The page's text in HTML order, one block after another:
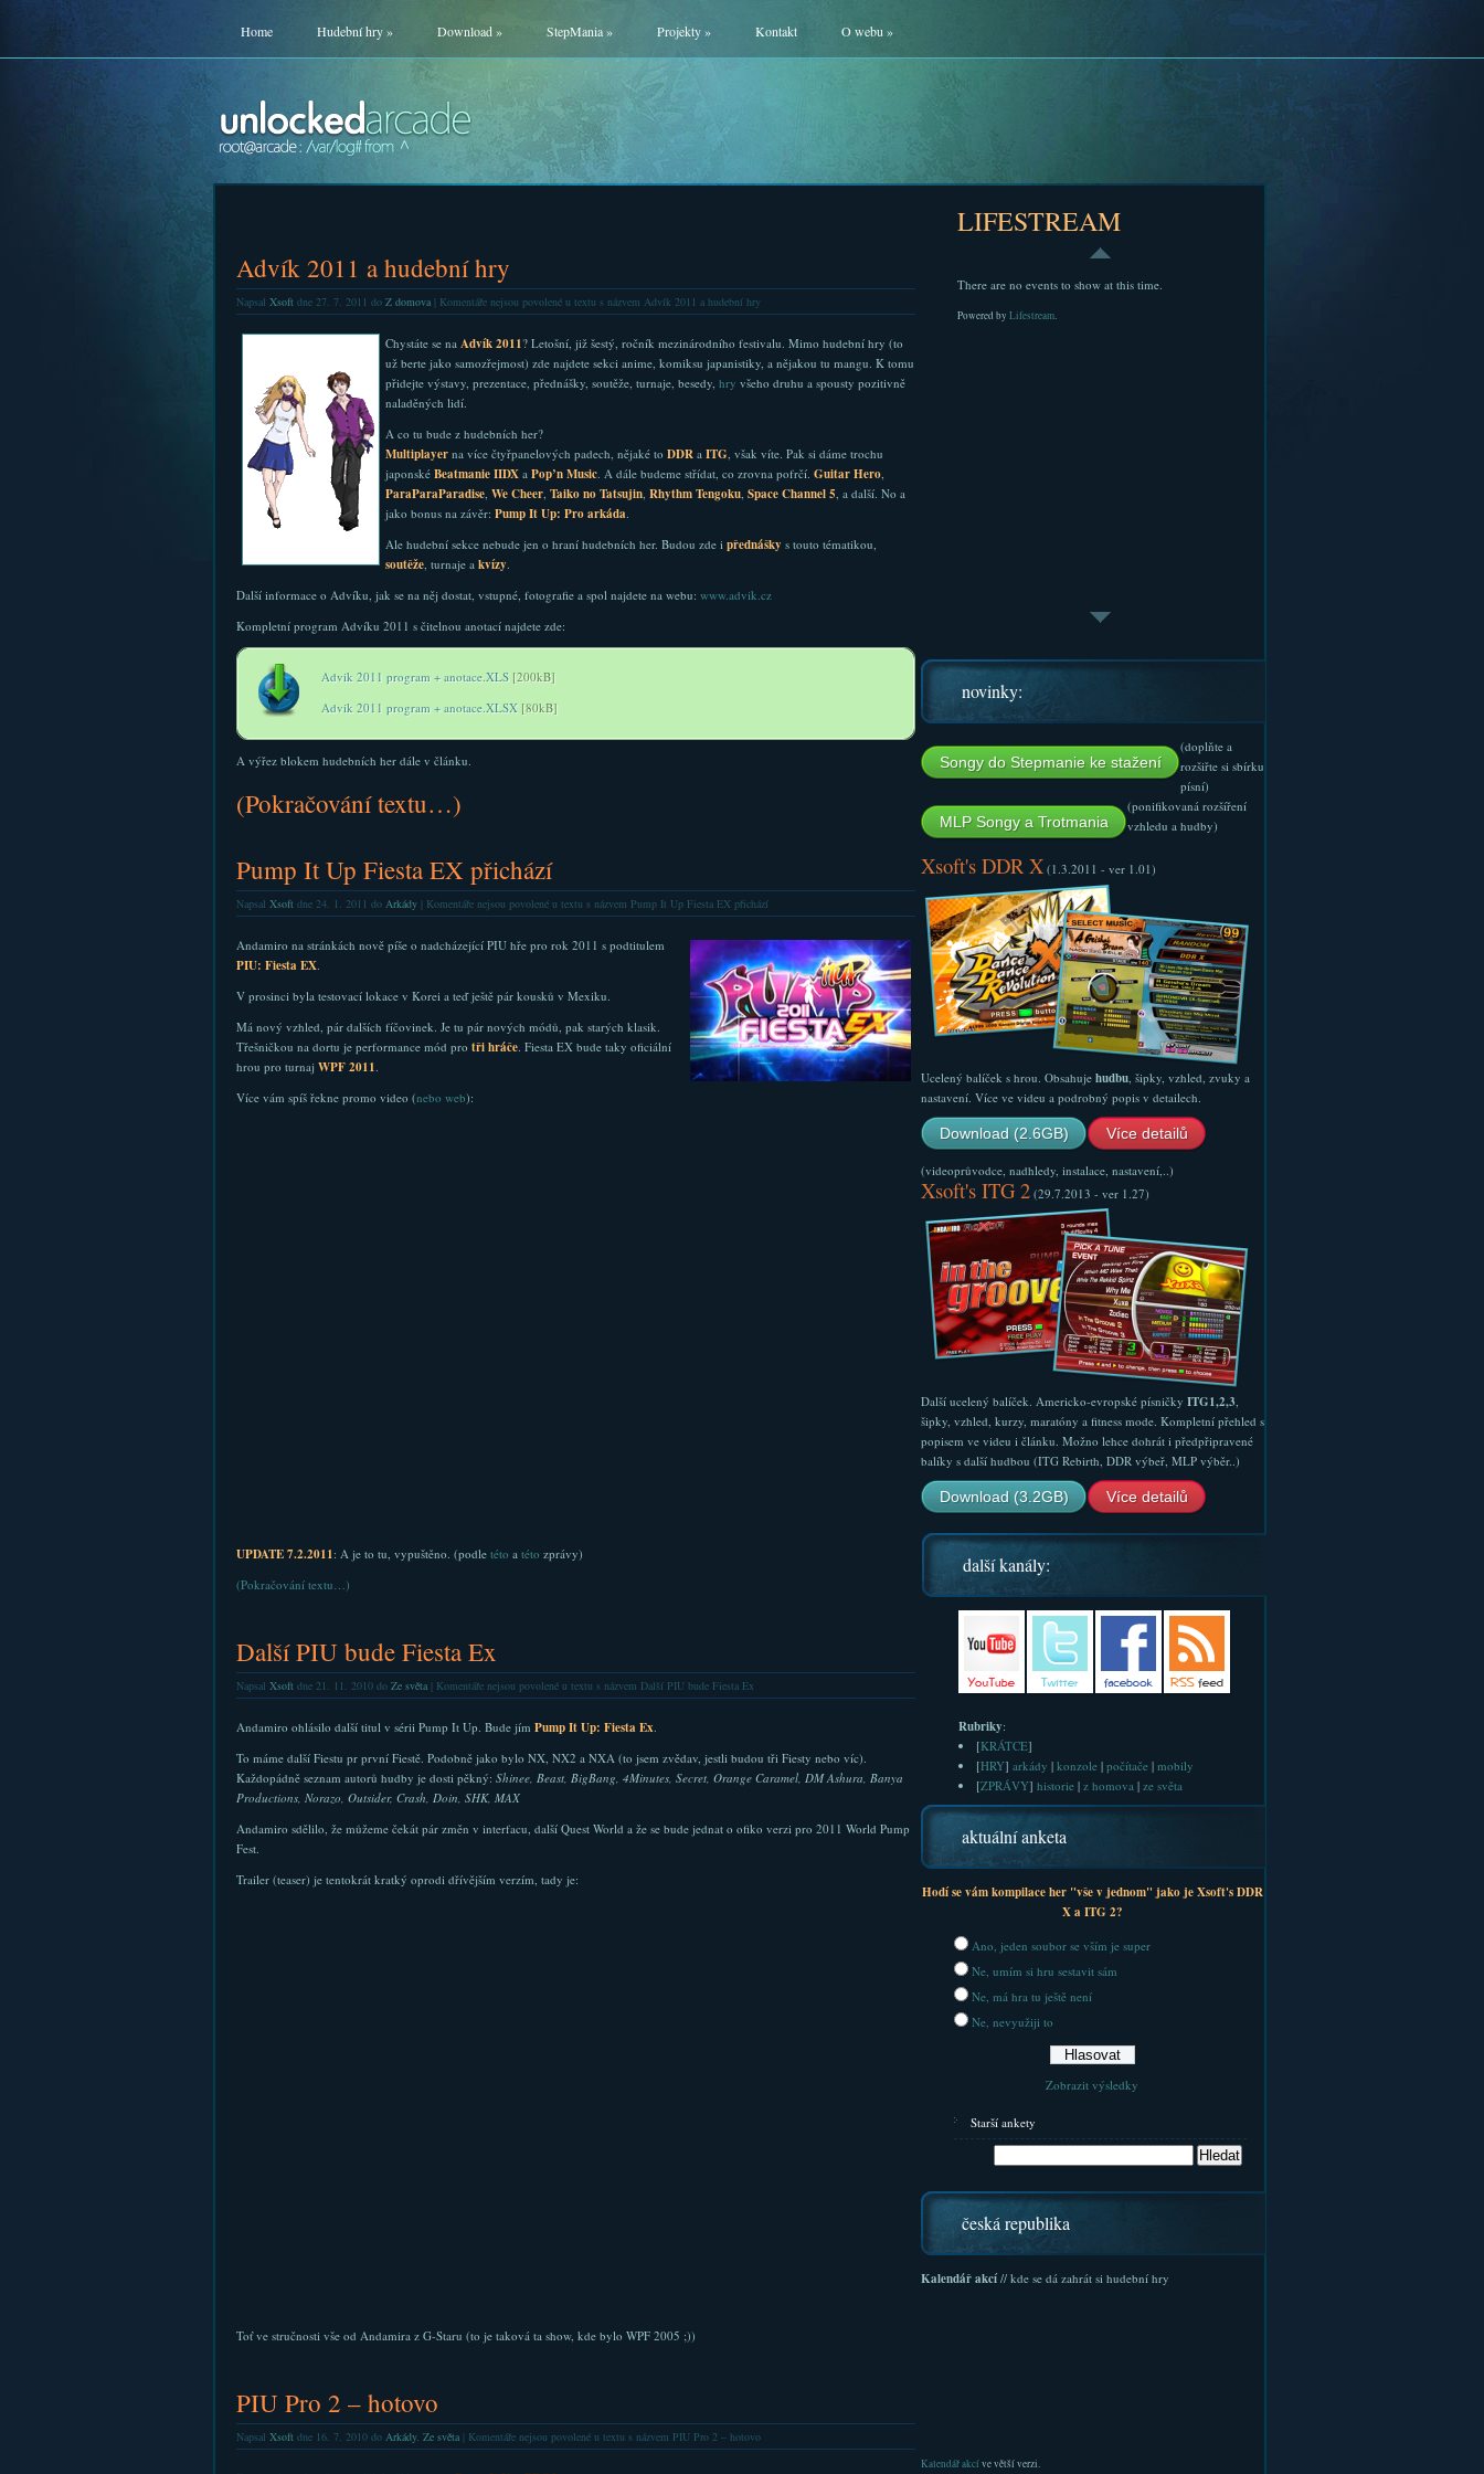
Home Hudební hry» Download» StepMania» Projekty» Kontakt O webu »
Advík 2011 a hudební hry
Napsal Xsoftdne 27. 7. 2011 do Z domova| Komentáře nejsou povolenéu textu s názvem Advík 2011 a hudební hry
Chystáte se na Advík 2011? Letošní, již šestý, ročník mezinárodního festivalu. Mimo hudební hry (to
už berte jako samozřejmost) zde najdete sekci anime, komiksu japanistiky, a nějakou tu mangu. K tomu
přidejte výstavy, prezentace, přednášky, soutěže, turnaje, besedy, hry všeho druhu a spousty pozitivně
naladěných lidí.
A co tu bude z hudebních her?
Multiplayerna více čtyřpanelových padech, nějaké to DDRa ITG, však víte. Pak si dáme trochu
japonskéBeatmanie IIDXa Pop’n Music. A dále budeme střídat, co zrovna pofrčí. Guitar Hero,
ParaParaParadise, We Cheer, Taiko no Tatsujin, Rhythm Tengoku, Space Channel 5, a další. No a
jako bonus na závěr: Pump It Up: Pro arkáda.
Ale hudební sekce nebude jen o hraní hudebních her. Budou zde i přednášky s touto tématikou,
soutěže, turnaje a kvízy.
Další informace o Advíku, jak se na něj dostat, vstupné, fotografie a spol najdete na webu: www.advik.cz
Kompletní program Advíku 2011 s čitelnou anotací najdete zde:
Advik 2011 program + anotace.XLS[200kB]
Advik 2011 program + anotace.XLSX[80kB]
A výřez blokem hudebních her dále v článku.
(Pokračování textu…)
Pump It Up Fiesta EX přichází
Napsal Xsoftdne 24. 1. 2011 do Arkády| Komentáře nejsou povolenéu textu s názvem Pump It Up Fiesta EX přichází
Andamiro na stránkách nově píše o nadcházející PIU hře pro rok 2011 s podtitulem
PIU: Fiesta EX.
V prosinci byla testovací lokace v Korei a teď ještě pár kousků v Mexiku.
Má nový vzhled, pár dalších fíčovinek. Je tu pár nových módů, pak starých klasik.
Třešničkou na dortu je performance mód pro tři hráče. Fiesta EX bude taky oficiální
hrou pro turnaj WPF 2011.
Více vám spíš řekne promo video (nebo web):
UPDATE 7.2.2011: A je to tu, vypuštěno. (podle této a této zprávy)
(Pokračování textu…)
Další PIU bude Fiesta Ex
Napsal Xsoftdne 21. 11. 2010 do Ze světa| Komentáře nejsou povolenéu textu s názvem Další PIU bude Fiesta Ex
Andamiro ohlásilo další titul v sérii Pump It Up. Bude jím Pump It Up: Fiesta Ex.
To máme další Fiestu pr první Fiestě. Podobně jako bylo NX, NX2 a NXA (to jsem zvědav, jestli budou tři Fiesty nebo víc).
Každopádně seznam autorů hudby je dosti pěkný: Shinee, Beast, BigBang, 4Minutes, Secret, Orange Caramel, DM Ashura, Banya
Productions, Norazo, Outsider, Crash, Doin, SHK, MAX
Andamiro sdělilo, že můžeme čekát pár změn v interfacu, další Quest World a že se bude jednat o ofiko verzi pro 2011 World Pump
Fest.
Trailer (teaser) je tentokrát kratký oprodi dřívějším verzím, tady je:
Toť ve stručnosti vše od Andamira z G-Staru (to je taková ta show, kde bylo WPF 2005 ;))
PIU Pro 2 – hotovo
Napsal Xsoftdne 16. 7. 2010 do Arkády, Ze světa| Komentáře nejsou povolenéu textu s názvem PIU Pro 2 – hotovo
LIFESTREAM
There are no events to show at this time.
Powered by Lifestream.
novinky:
Songy do Stepmanie ke stažení
(doplňte a
rozšiřte si sbírku
písní)
MLP Songy a Trotmania
(ponifikovaná rozšíření
vzhledu a hudby)
Xsoft's DDR X(1.3.2011 - ver 1.01)
Ucelený balíček s hrou. Obsahuje hudbu, šipky, vzhled, zvuky a
nastavení. Více ve videu a podrobný popis v detailech.
Download (2.6GB) Více detailů
(videoprůvodce, nadhledy, instalace, nastavení,..)
Xsoft's ITG 2(29.7.2013 - ver 1.27)
Další ucelený balíček. Americko-evropské písničky ITG1,2,3,
šipky, vzhled, kurzy, maratóny a fitness mode. Kompletní přehled s
popisem ve videu i článku. Možno lehce dohrát i předpřipravené
balíky s další hudbou (ITG Rebirth, DDR výbeř, MLP výběr..)
Download (3.2GB) Více detailů
další kanály:
Rubriky:
[KRÁTCE]
[HRY] arkády | konzole| počítače| mobily
[ZPRÁVY] historie| z homova| ze světa
aktuální anketa
Hodí se vám kompilace her "vše v jednom" jako je Xsoft's DDR
X a ITG 2?
Ano, jeden soubor se vším je super
Ne, umím si hru sestavit sám
Ne, má hra tu ještě není
Ne, nevyužiji to
Zobrazit výsledky
Starší ankety
česká republika
Kalendář akcí// kde se dá zahrát si hudební hry
Kalendář akcíve větší verzi.